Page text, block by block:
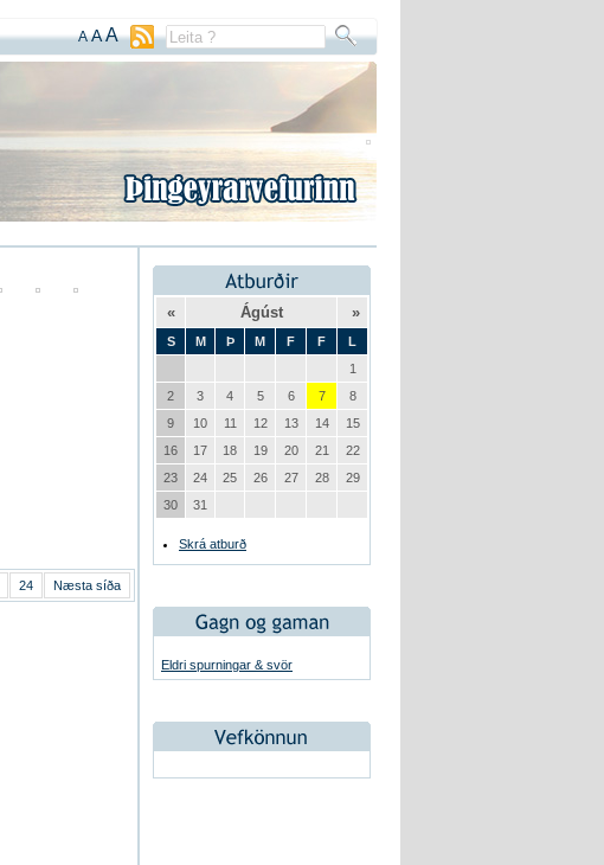
A AA
24 Næsta síða
« Ágúst »
S M Þ M F F
L
1
2
3 4 5 6 7
8
9
10 11 12 13 14
15
16
17 18 19 20 21
22
23
24 25 26 27 28
29
30
31
Skrá atburð
Eldri spurningar & svör